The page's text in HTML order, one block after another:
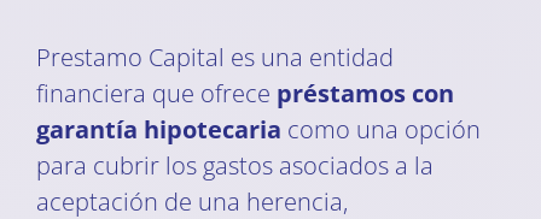
Prestamo Capital es una entidad
financiera que ofrece préstamos con
garantía hipotecaria como una opción
para cubrir los gastos asociados a la
aceptación de una herencia,